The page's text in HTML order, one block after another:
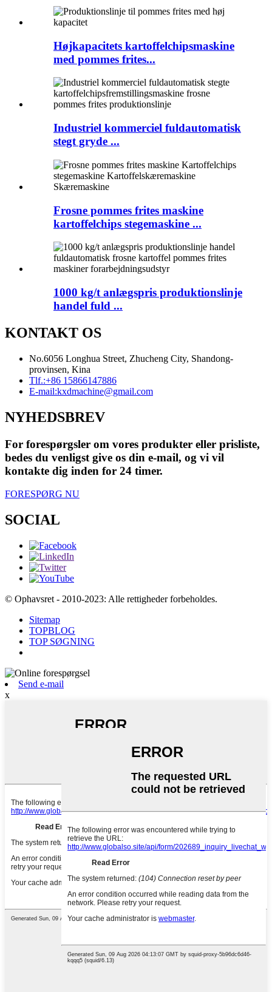
Højkapacitets kartoffelchipsmaskine
med pommes frites...
Industriel kommerciel fuldautomatisk
stegt gryde ...
Frosne pommes frites maskine
kartoffelchips stegemaskine ...
1000 kg/t anlægspris produktionslinje
handel fuld ...
KONTAKT OS
No.6056 Longhua Street, Zhucheng City, Shandong-
provinsen, Kina
Tlf.:+86 15866147886
E-mail:kxdmachine@gmail.com
NYHEDSBREV
For forespørgsler om vores produkter eller prisliste,
bedes du venligst give os din e-mail, og vi vil
kontakte dig inden for 24 timer.
FORESPØRG NU
SOCIAL
© Ophavsret - 2010-2023: Alle rettigheder forbeholdes.
Sitemap
TOPBLOG
TOP SØGNING
Send e-mail
x